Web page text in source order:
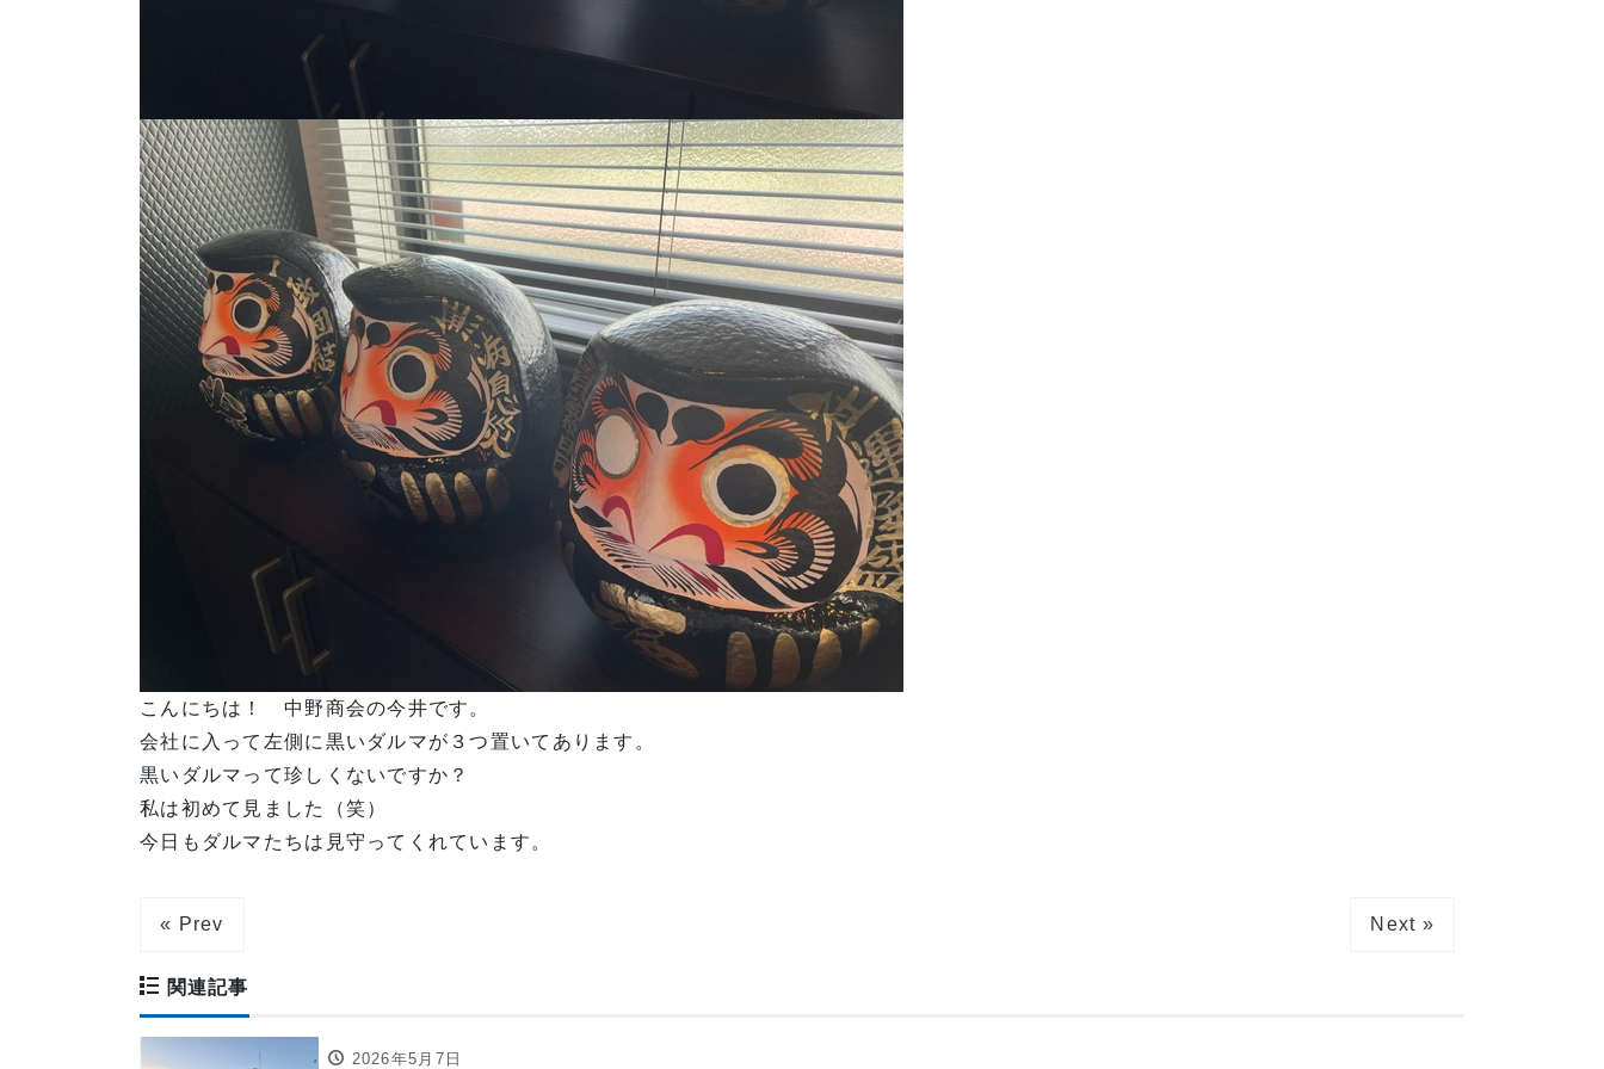
こんにちは！ 中野商会の今井です。
会社に入って左側に黒いダルマが３つ置いてあります。
黒いダルマって珍しくないですか？
私は初めて見ました（笑）
今日もダルマたちは見守ってくれています。
« Prev Next »
関連記事
2026年5月7日